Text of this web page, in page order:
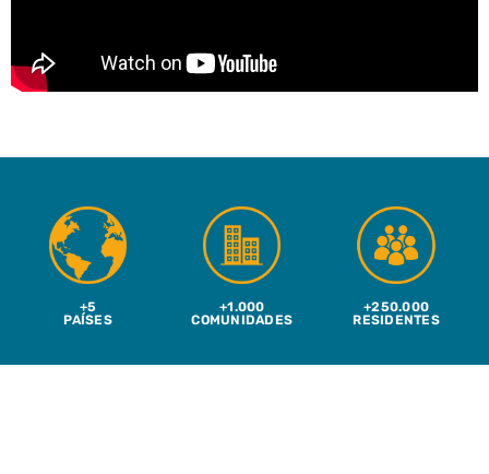
+5
PAÍSES
+1.000
COMUNIDADES
+250.000
RESIDENTES